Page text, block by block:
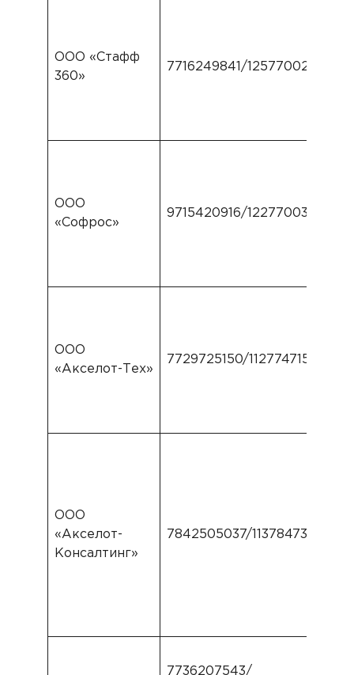
ООО «Стафф
360»
7716249841/1257700220491
ООО
«Софрос»
9715420916/1227700333717
ООО
«Акселот-Тех»
7729725150/1127747159165
ООО
«Акселот-
Консалтинг»
7842505037/1137847375962
7736207543/